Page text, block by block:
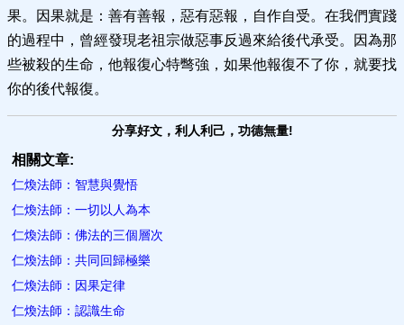
果。因果就是：善有善報，惡有惡報，自作自受。在我們實踐
的過程中，曾經發現老祖宗做惡事反過來給後代承受。因為那
些被殺的生命，他報復心特彆強，如果他報復不了你，就要找
你的後代報復。
分享好文，利人利己，功德無量!
相關文章:
仁煥法師：智慧與覺悟
仁煥法師：一切以人為本
仁煥法師：佛法的三個層次
仁煥法師：共同回歸極樂
仁煥法師：因果定律
仁煥法師：認識生命